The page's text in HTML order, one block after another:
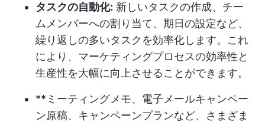
タスクの自動化: 新しいタスクの作成、チー
ムメンバーへの割り当て、期日の設定など、
繰り返しの多いタスクを効率化します。これ
により、マーケティングプロセスの効率性と
生産性を大幅に向上させることができます。
**ミーティングメモ、電子メールキャンペー
ン原稿、キャンペーンプランなど、さまざま